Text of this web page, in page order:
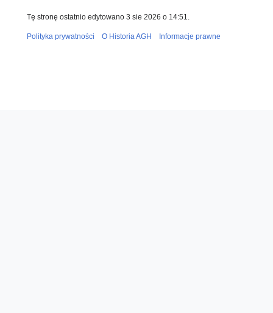
Tę stronę ostatnio edytowano 3 sie 2026 o 14:51.
Polityka prywatności O Historia AGH Informacje prawne